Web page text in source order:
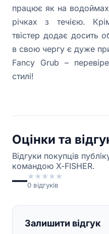
працює як на водоймах
річках з течією.
твістер додає досить
в свою чергу є дуже
Fancy Grub –
стилі!
Оцінки та
Відгуки покупців
командою X-FISHER.
—★★★★★
0 відгуків
Залишити відгук